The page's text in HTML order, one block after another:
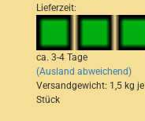
Lieferzeit:
ca. 3-4 Tage
(Ausland abweichend)
Versandgewicht: 1,5 kg je
Stück